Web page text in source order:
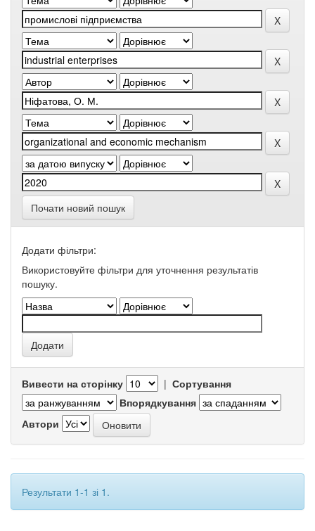
Почати новий пошук
Додати фільтри:
Використовуйте фільтри для уточнення результатів
пошуку.
Вивести на сторінку | Сортування
Впорядкування
Автори
Результати 1-1 зі 1.